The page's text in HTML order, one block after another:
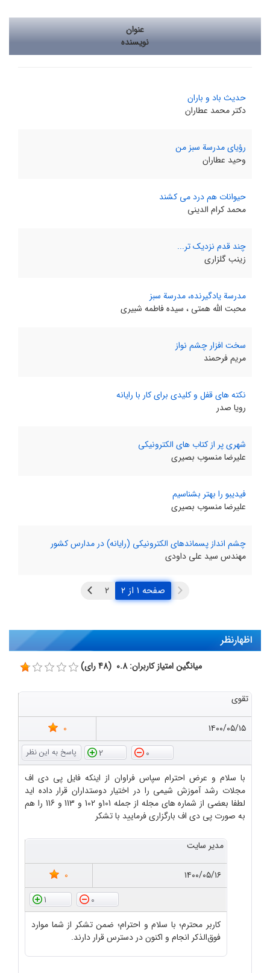
عنوان
نویسنده
حدیث باد و باران
دکتر محمد عطاران
رؤیای مدرسة سبز من
وحید عطاران
حیوانات هم درد می کشند
محمد کرام الدینی
چند قدم نزدیک تر...
زینب گلزاری
مدرسة یادگیرنده، مدرسة سبز
محبت الله همتی ، سیده فاطمه شبیری
سخت افزار چشم نواز
مریم فرحمند
نکته های قفل و کلیدی برای کار با رایانه
رویا صدر
شهری پر از کتاب های الکترونیکی
علیرضا منسوب بصیری
فیدیبو را بهتر بشناسیم
علیرضا منسوب بصیری
چشم انداز پسماندهای الکترونیکی (رایانه) در مدارس کشور
مهندس سید علی داودی
صفحه ۱ از ۲
اظهارنظر
میانگین امتیاز کاربران: 0.8 (48 رای)
تقوی
۱۴۰۰/۰۵/۱۵
0
0
2
با سلام و عرض احترام سپاس فراوان از اینکه فایل پی دی اف
مجلات رشد آموزش شیمی را در اختیار دوستداران قرار داده اید
لطفا بعضی از شماره های مجله از جمله 101و 102 و 113 و 116 را هم
به صورت پی دی اف بارگزاری فرمایید با تشکر
مدیر سایت
۱۴۰۰/۰۵/۱۶
0
0
1
کاربر محترم؛ با سلام و احترام؛ ضمن تشکر از شما موارد
فوق‌الذکر انجام و اکنون در دسترس قرار دارند.